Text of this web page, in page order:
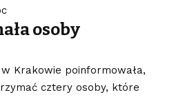
osoby
Krakowie poinformowała,
cztery osoby, które